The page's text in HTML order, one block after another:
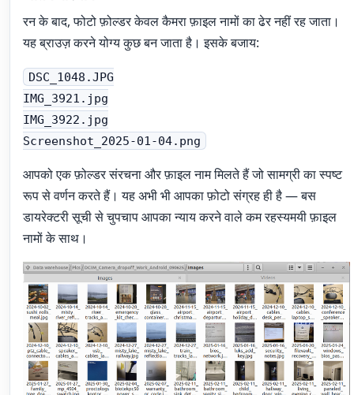
रन के बाद, फोटो फ़ोल्डर केवल कैमरा फ़ाइल नामों का ढेर नहीं रह जाता।
यह ब्राउज़ करने योग्य कुछ बन जाता है। इसके बजाय:
DSC_1048.JPG
IMG_3921.jpg
IMG_3922.jpg
Screenshot_2025-01-04.png
आपको एक फ़ोल्डर संरचना और फ़ाइल नाम मिलते हैं जो सामग्री का स्पष्ट
रूप से वर्णन करते हैं। यह अभी भी आपका फ़ोटो संग्रह ही है — बस
डायरेक्टरी सूची से चुपचाप आपका न्याय करने वाले कम रहस्यमयी फ़ाइल
नामों के साथ।